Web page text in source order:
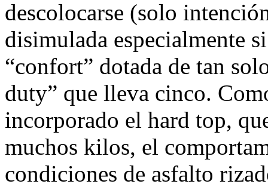
descolocarse (solo
disimulada especialmente
“confort” dotada de tan
duty” que lleva cinco.
incorporado el hard top,
muchos kilos, el
condiciones de asfalto